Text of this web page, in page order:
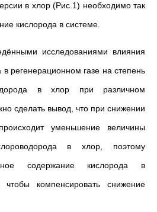
в хлор (Рис.1) необходимо так
кислорода в системе.
исследованиями влияния
в регенерационном газе на степень
в хлор при различном
сделать вывод, что при снижении
уменьшение величины
в хлор, поэтому
содержание кислорода в
чтобы компенсировать снижение